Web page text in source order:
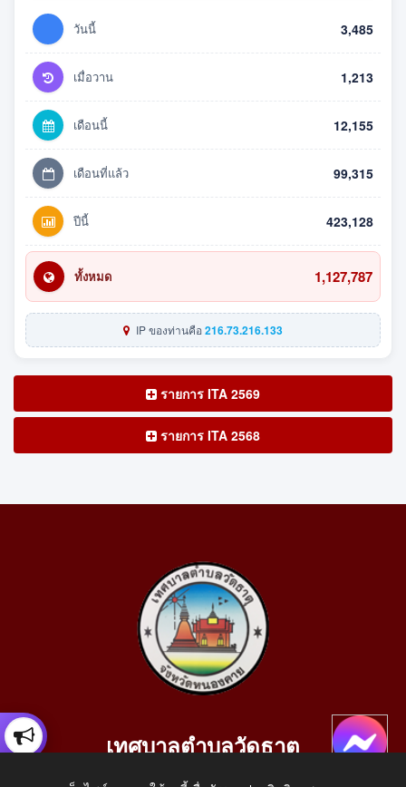
วันนี้ 3,485
เมื่อวาน 1,213
เดือนนี้ 12,155
เดือนที่แล้ว 99,315
ปีนี้ 423,128
ทั้งหมด 1,127,787
IP ของท่านคือ216.73.216.133
รายการ ITA 2569
รายการ ITA 2568
เทศบาลตำบลวัดธาตุ